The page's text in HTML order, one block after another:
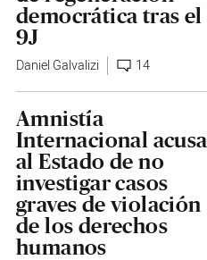
democrática tras el
9J
Daniel Galvalizi 14
Amnistía
Internacional acusa
al Estado de no
investigar casos
graves de violación
de los derechos
humanos